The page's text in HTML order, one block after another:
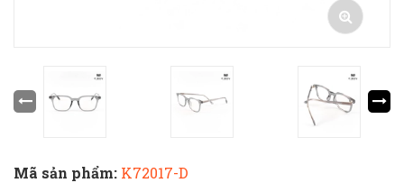
Mã sản phẩm: K72017-D